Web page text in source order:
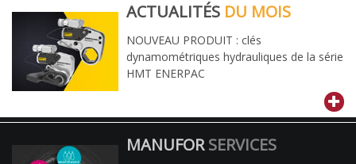
ACTUALITÉS DU MOIS
NOUVEAU PRODUIT : clés
dynamométriques hydrauliques de la série
HMT ENERPAC
MANUFORSERVICES